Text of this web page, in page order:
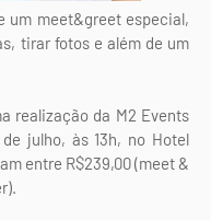
um meet&greet especial,
tirar fotos e além de um
realização da M2 Events
julho, às 13h, no Hotel
entre R$239,00 (meet &